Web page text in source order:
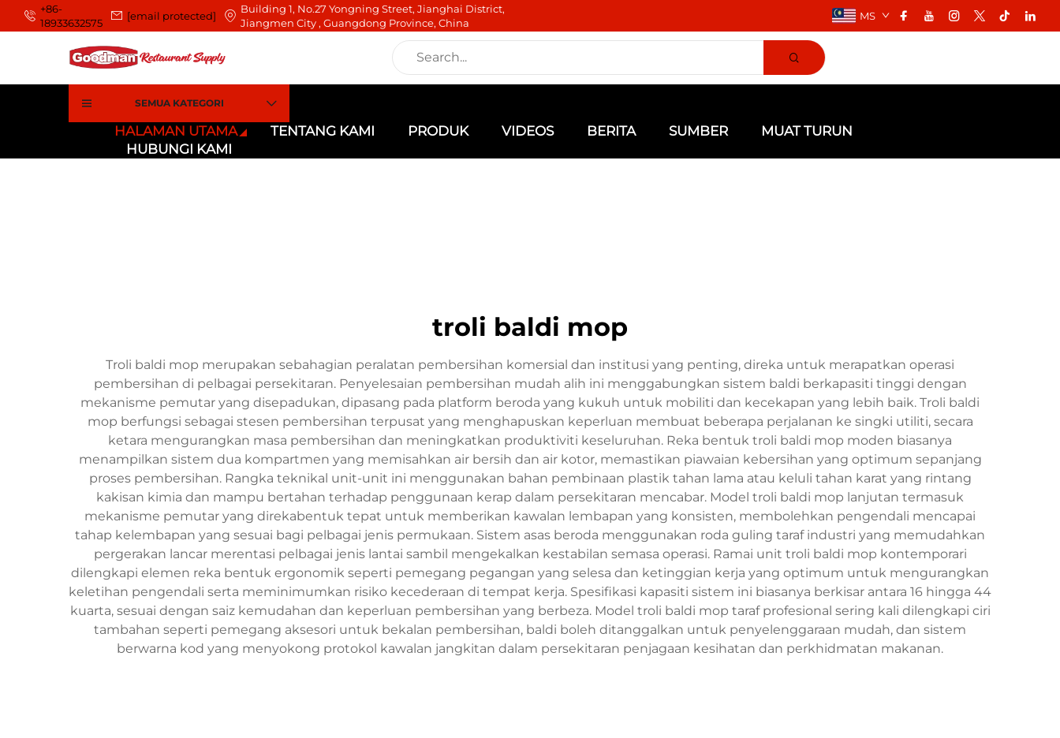
+86-
18933632575
[email protected]
Building 1, No.27 Yongning Street, Jianghai District,
Jiangmen City , Guangdong Province, China
MS
SEMUA KATEGORI
HALAMAN UTAMA TENTANG KAMI PRODUK VIDEOS BERITA SUMBER
MUAT TURUN
HUBUNGI KAMI
troli baldi mop
Troli baldi mop merupakan sebahagian peralatan pembersihan komersial dan institusi yang penting, direka untuk merapatkan operasi
pembersihan di pelbagai persekitaran. Penyelesaian pembersihan mudah alih ini menggabungkan sistem baldi berkapasiti tinggi dengan
mekanisme pemutar yang disepadukan, dipasang pada platform beroda yang kukuh untuk mobiliti dan kecekapan yang lebih baik. Troli baldi
mop berfungsi sebagai stesen pembersihan terpusat yang menghapuskan keperluan membuat beberapa perjalanan ke singki utiliti, secara
ketara mengurangkan masa pembersihan dan meningkatkan produktiviti keseluruhan. Reka bentuk troli baldi mop moden biasanya
menampilkan sistem dua kompartmen yang memisahkan air bersih dan air kotor, memastikan piawaian kebersihan yang optimum sepanjang
proses pembersihan. Rangka teknikal unit-unit ini menggunakan bahan pembinaan plastik tahan lama atau keluli tahan karat yang rintang
kakisan kimia dan mampu bertahan terhadap penggunaan kerap dalam persekitaran mencabar. Model troli baldi mop lanjutan termasuk
mekanisme pemutar yang direkabentuk tepat untuk memberikan kawalan lembapan yang konsisten, membolehkan pengendali mencapai
tahap kelembapan yang sesuai bagi pelbagai jenis permukaan. Sistem asas beroda menggunakan roda guling taraf industri yang memudahkan
pergerakan lancar merentasi pelbagai jenis lantai sambil mengekalkan kestabilan semasa operasi. Ramai unit troli baldi mop kontemporari
dilengkapi elemen reka bentuk ergonomik seperti pemegang pegangan yang selesa dan ketinggian kerja yang optimum untuk mengurangkan
keletihan pengendali serta meminimumkan risiko kecederaan di tempat kerja. Spesifikasi kapasiti sistem ini biasanya berkisar antara 16 hingga 44
kuarta, sesuai dengan saiz kemudahan dan keperluan pembersihan yang berbeza. Model troli baldi mop taraf profesional sering kali dilengkapi ciri
tambahan seperti pemegang aksesori untuk bekalan pembersihan, baldi boleh ditanggalkan untuk penyelenggaraan mudah, dan sistem
berwarna kod yang menyokong protokol kawalan jangkitan dalam persekitaran penjagaan kesihatan dan perkhidmatan makanan.